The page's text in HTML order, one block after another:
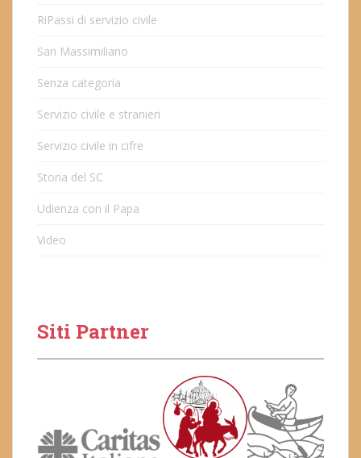
RiPassi di servizio civile
San Massimiliano
Senza categoria
Servizio civile e stranieri
Servizio civile in cifre
Storia del SC
Udienza con il Papa
Video
Siti Partner